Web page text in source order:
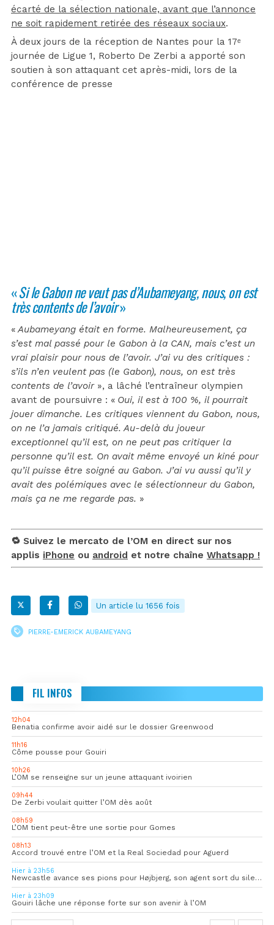
écarté de la sélection nationale, avant que l’annonce
ne soit rapidement retirée des réseaux sociaux.
À deux jours de la réception de Nantes pour la 17ᵉ
journée de Ligue 1, Roberto De Zerbi a apporté son
soutien à son attaquant cet après-midi, lors de la
conférence de presse
«Si le Gabon ne veut pas d’Aubameyang, nous, on est
très contents de l’avoir»
« Aubameyang était en forme. Malheureusement, ça
s’est mal passé pour le Gabon à la CAN, mais c’est un
vrai plaisir pour nous de l’avoir. J’ai vu des critiques :
s’ils n’en veulent pas (le Gabon), nous, on est très
contents de l’avoir », a lâché l’entraîneur olympien
avant de poursuivre : « Oui, il est à 100 %, il pourrait
jouer dimanche. Les critiques viennent du Gabon, nous,
on ne l’a jamais critiqué. Au-delà du joueur
exceptionnel qu’il est, on ne peut pas critiquer la
personne qu’il est. On avait même envoyé un kiné pour
qu’il puisse être soigné au Gabon. J’ai vu aussi qu’il y
avait des polémiques avec le sélectionneur du Gabon,
mais ça ne me regarde pas. »
🔁 Suivez le mercato de l’OM en direct sur nos
applis iPhone ou android et notre chaîne Whatsapp !
Un article lu 1656 fois
PIERRE-EMERICK AUBAMEYANG
FIL INFOS
12h04
Benatia confirme avoir aidé sur le dossier Greenwood
11h16
Côme pousse pour Gouiri
10h26
L’OM se renseigne sur un jeune attaquant ivoirien
09h44
De Zerbi voulait quitter l’OM dès août
08h59
L’OM tient peut-être une sortie pour Gomes
08h13
Accord trouvé entre l’OM et la Real Sociedad pour Aguerd
Hier à 23h56
Newcastle avance ses pions pour Højbjerg, son agent sort du silence
Hier à 23h09
Gouiri lâche une réponse forte sur son avenir à l’OM